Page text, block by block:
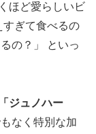
ほど愛らしいビ
すぎて食べるの
の？」 といっ
「ジュノハー
なく特別な加